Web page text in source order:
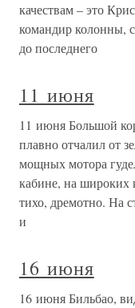
качествам – это
командир колонны,
до последнего
11 июня
11 июня Большой
плавно отчалил от
мощных мотора
кабине, на широких
тихо, дремотно. На
и
16 июня
16 июня Бильбао,